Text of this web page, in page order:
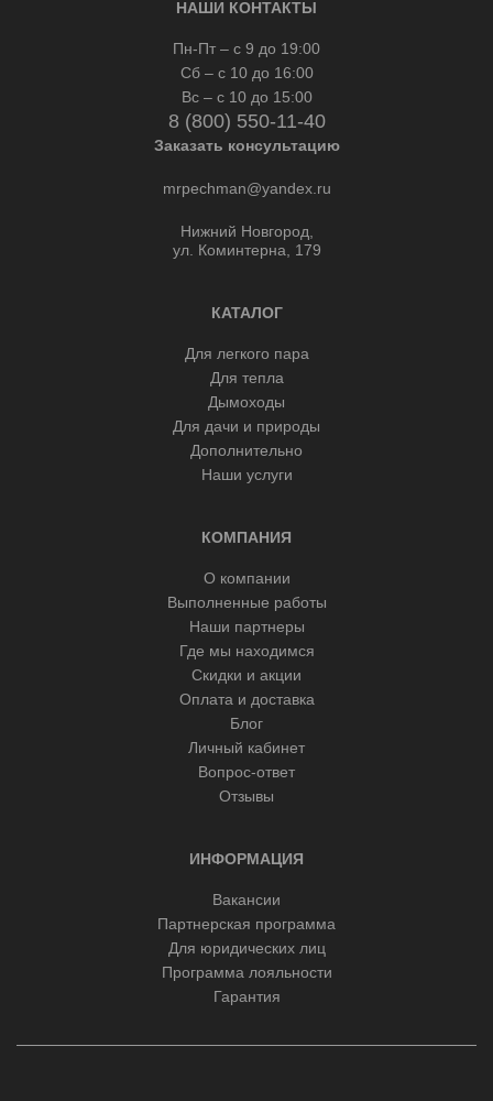
НАШИ КОНТАКТЫ
Пн-Пт – с 9 до 19:00
Сб – с 10 до 16:00
Вс – с 10 до 15:00
8 (800) 550-11-40
Заказать консультацию
mrpechman@yandex.ru
Нижний Новгород,
ул. Коминтерна, 179
КАТАЛОГ
Для легкого пара
Для тепла
Дымоходы
Для дачи и природы
Дополнительно
Наши услуги
КОМПАНИЯ
О компании
Выполненные работы
Наши партнеры
Где мы находимся
Скидки и акции
Оплата и доставка
Блог
Личный кабинет
Вопрос-ответ
Отзывы
ИНФОРМАЦИЯ
Вакансии
Партнерская программа
Для юридических лиц
Программа лояльности
Гарантия